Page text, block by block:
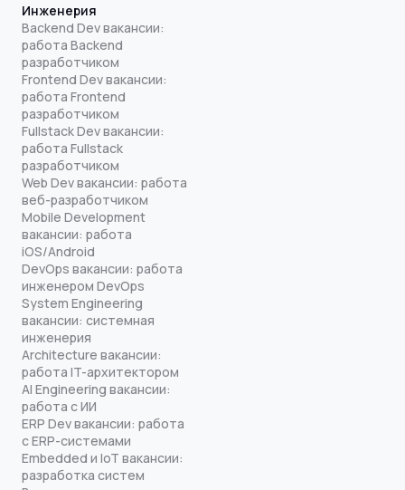
Инженерия
Backend Dev вакансии:
работа Backend
разработчиком
Frontend Dev вакансии:
работа Frontend
разработчиком
Fullstack Dev вакансии:
работа Fullstack
разработчиком
Web Dev вакансии: работа
веб-разработчиком
Mobile Development
вакансии: работа
iOS/Android
DevOps вакансии: работа
инженером DevOps
System Engineering
вакансии: системная
инженерия
Architecture вакансии:
работа IT-архитектором
AI Engineering вакансии:
работа с ИИ
ERP Dev вакансии: работа
с ERP-системами
Embedded и IoT вакансии:
разработка систем